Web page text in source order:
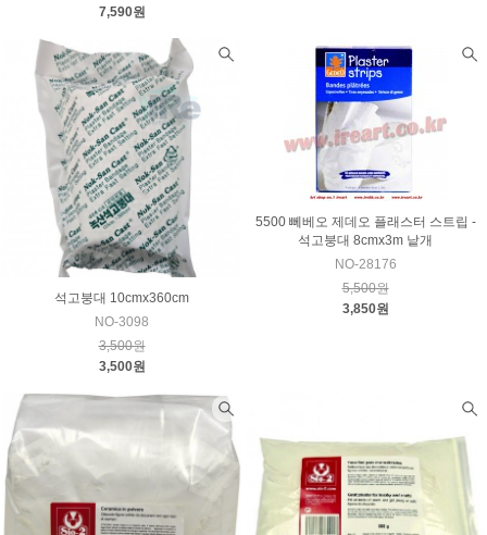
7,590원
석고붕대 10cmx360cm
NO-3098
3,500원
3,500원
5500 뻬베오 제데오 플래스터 스트립 -
석고붕대 8cmx3m 낱개
NO-28176
5,500원
3,850원